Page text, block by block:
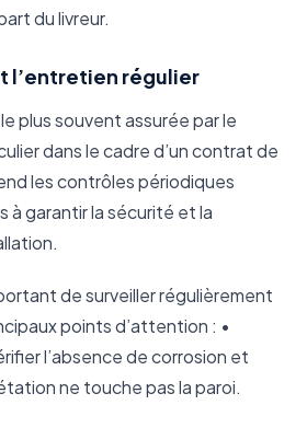
du livreur.
l’entretien régulier
plus souvent assurée par le
dans le cadre d’un contrat de
les contrôles périodiques
à garantir la sécurité et la
de surveiller régulièrement
points d’attention : •
l’absence de corrosion et
ne touche pas la paroi.